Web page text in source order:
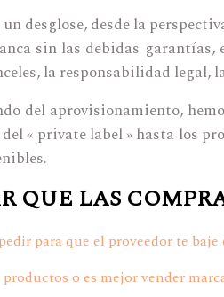
desglose, desde la
sin las debidas
la responsabilidad
del aprovisionamiento,
« private label » hasta los
QUE LAS
para que el proveedor te baje
o es mejor vender